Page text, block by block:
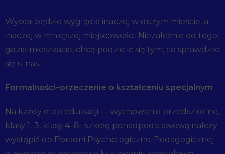
Wybór będzie wyglądał inaczej w dużym mieście, a
inaczej w mniejszej miejscowości. Niezależnie od tego,
gdzie mieszkacie, chcę podzielić się tym, co sprawdziło
się u nas.
Formalności–orzeczenie o kształceniu specjalnym
Na każdy etap edukacji — wychowanie przedszkolne,
klasy 1–3, klasy 4–8 i szkołę ponadpodstawową należy
wystąpić do Poradni Psychologiczno-Pedagogicznej